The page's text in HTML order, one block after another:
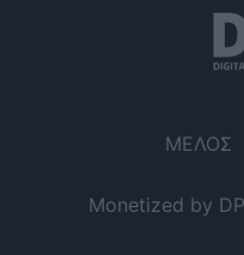
ΜΕΛΟΣ
Monetized by